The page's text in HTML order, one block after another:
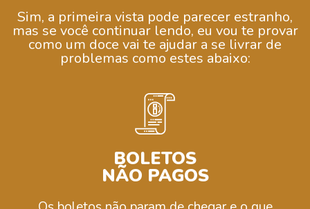
Sim, a primeira vista pode parecer estranho,
mas se você continuar lendo, eu vou te provar
como um doce vai te ajudar a se livrar de
problemas como estes abaixo:
BOLETOS
NÃO PAGOS